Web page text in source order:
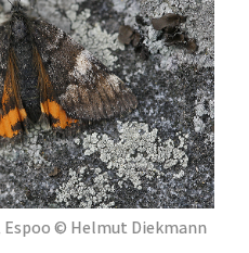
Espoo © Helmut Diekmann